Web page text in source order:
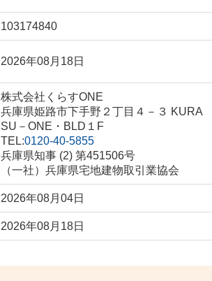
103174840
2026年08月18日
株式会社くらすONE
兵庫県姫路市下手野２丁目４－３ KURA
SU－ONE・BLD１F
TEL:0120-40-5855
兵庫県知事 (2) 第451506号
（一社）兵庫県宅地建物取引業協会
2026年08月04日
2026年08月18日